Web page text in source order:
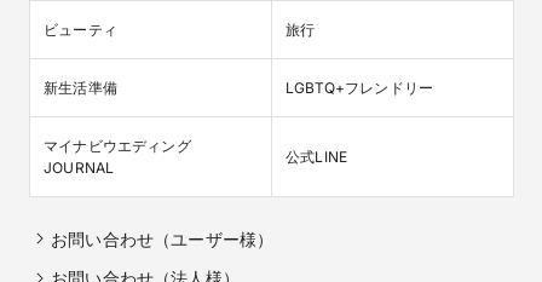
ビューティ 旅行
新生活準備 LGBTQ+フレンドリー
マイナビウエディング
JOURNAL
公式LINE
お問い合わせ（ユーザー様）